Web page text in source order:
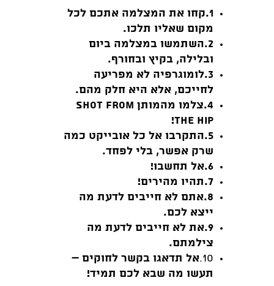
1. קחו את המצלמה אתכם לכל
מקום שאליו תלכו.
2. השתמשו במצלמה ביום
ובלילה, בקיץ ובחורף.
3. לומוגרפיה לא מפריעה
לחייכם, אלא היא חלק מהם.
4. צלמו מהמותן Shot from
the hIp
!
5. התקרבו אל כל אובייקט כמה
שרק אפשר, בלי לפחד.
6. אל תחשבו!
7. תהיו מהירים!
8. אתם לא חייבים לדעת מה
ייצא לכם.
9. את לא חייבים לדעת מה
צילמתם.
10. אל תדאגו בקשר לחוקים –
תעשו מה שבא לכם תמיד!